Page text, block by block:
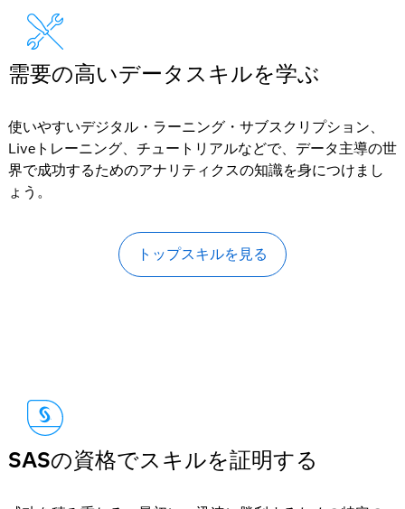
需要の高いデータスキルを学ぶ
使いやすいデジタル・ラーニング・サブスクリプション、
Liveトレーニング、チュートリアルなどで、データ主導の世
界で成功するためのアナリティクスの知識を身につけまし
ょう。
トップスキルを見る
SASの資格でスキルを証明する